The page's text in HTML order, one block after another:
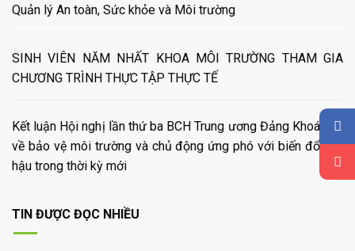
Quản lý An toàn, Sức khỏe và Môi trường
SINH VIÊN NĂM NHẤT KHOA MÔI TRƯỜNG THAM GIA
CHƯƠNG TRÌNH THỰC TẬP THỰC TẾ
Kết luận Hội nghị lần thứ ba BCH Trung ương Đảng Khoá XIV
về bảo vệ môi trường và chủ động ứng phó với biến đổi khí
hậu trong thời kỳ mới
TIN ĐƯỢC ĐỌC NHIỀU